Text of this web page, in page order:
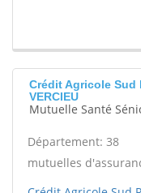
Crédit Agricole Sud
VERCIEU
Mutuelle Santé
Département: 38
mutuelles